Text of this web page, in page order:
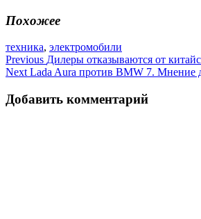
Похожее
техника, электромобили
Навигация
по
записям
Previous Дилеры отказываются от
Next Lada Aura против BMW 7. Мнение
Добавить комментарий